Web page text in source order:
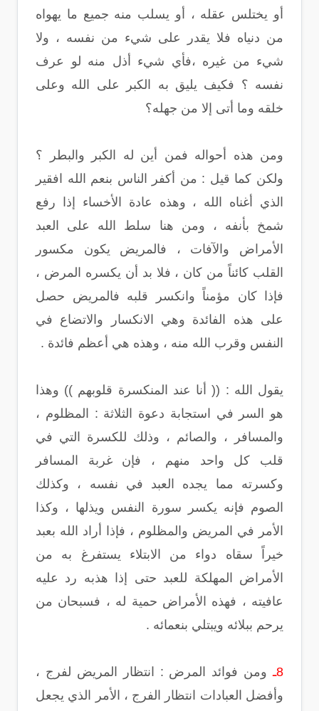
أو يختلس عقله ، أو يسلب منه جميع ما يهواه
من دنياه فلا يقدر على شيء من نفسه ، ولا
شيء من غيره ،فأي شيء أذل منه لو عرف
نفسه ؟ فكيف يليق به الكبر على الله وعلى
خلقه وما أتى إلا من جهله؟
ومن هذه أحواله فمن أين له الكبر والبطر ؟
ولكن كما قيل : من أكفر الناس بنعم الله افقير
الذي أغناه الله ، وهذه عادة الأخساء إذا رفع
شمخ بأنفه ، ومن هنا سلط الله على العبد
الأمراض والآفات ، فالمريض يكون مكسور
القلب كائناً من كان ، فلا بد أن يكسره المرض ،
فإذا كان مؤمناً وانكسر قلبه فالمريض حصل
على هذه الفائدة وهي الانكسار والاتضاع في
النفس وقرب الله منه ، وهذه هي أعظم فائدة .
يقول الله : (( أنا عند المنكسرة قلوبهم )) وهذا
هو السر في استجابة دعوة الثلاثة : المظلوم ،
والمسافر ، والصائم ، وذلك للكسرة التي في
قلب كل واحد منهم ، فإن غربة المسافر
وكسرته مما يجده العبد في نفسه ، وكذلك
الصوم فإنه يكسر سورة النفس ويذلها ، وكذا
الأمر في المريض والمظلوم ، فإذا أراد الله بعبد
خيراً سقاه دواء من الابتلاء يستفرغ به من
الأمراض المهلكة للعبد حتى إذا هذبه رد عليه
عافيته ، فهذه الأمراض حمية له ، فسبحان من
يرحم ببلائه ويبتلي بنعمائه .
8ـ ومن فوائد المرض : انتظار المريض لفرج ،
وأفضل العبادات انتظار الفرج ، الأمر الذي يجعل